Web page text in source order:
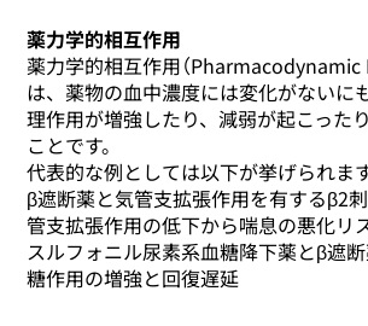
薬力学的相互作用
薬力学的相互作用（Pharmacodynamic
は、薬物の血中濃度には変化がないに
理作用が増強したり、減弱が起こった
ことです。
代表的な例としては以下が挙げられます
β遮断薬と気管支拡張作用を有するβ2
管支拡張作用の低下から喘息の悪化リ
スルフォニル尿素系血糖降下薬とβ遮
糖作用の増強と回復遅延